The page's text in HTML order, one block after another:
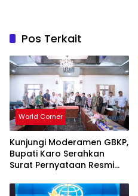
Pos Terkait
World Corner
Kunjungi Moderamen GBKP,
Bupati Karo Serahkan
Surat Pernyataan Resmi
Kabanjahe